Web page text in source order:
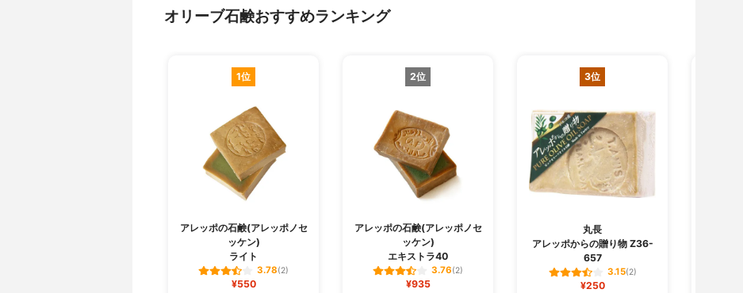
オリーブ石鹸おすすめランキング
1位
アレッポの石鹸(アレッポノセ
ッケン)
ライト
3.78(2)
¥550
2位
アレッポの石鹸(アレッポノセ
ッケン)
エキストラ40
3.76(2)
¥935
3位
丸長
アレッポからの贈り物 Z36-
657
3.15(2)
¥250